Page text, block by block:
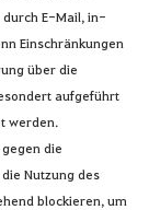
durch E-Mail, in-
Einschränkungen
über die
aufgeführt
werden.
die
Nutzung des
blockieren, um